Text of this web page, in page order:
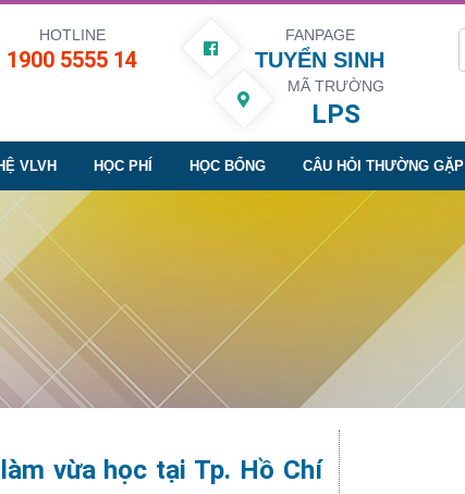
FANPAGE
TUYỂN SINH
HOTLINE
1900 5555 14
MÃ TRƯỜNG
LPS
VLVH HỌC PHÍ HỌC BỔNG CÂU HỎI THƯỜNG GẶP
vừa học tại Tp. Hồ Chí